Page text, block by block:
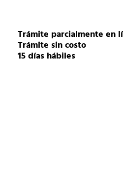
Trámite parcialmente en
Trámite sin costo
15 días hábiles